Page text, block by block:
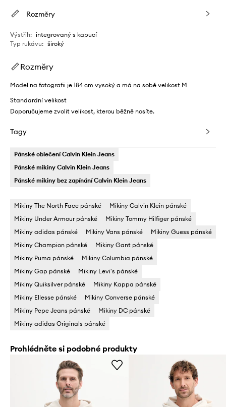
Rozměry
Výstřih: integrovaný s kapucí
Typ rukávu: široký
Rozměry
Model na fotografii je 184 cm vysoký a má na sobě velikost M
Standardní velikost
Doporučujeme zvolit velikost, kterou běžně nosíte.
Tagy
Pánské oblečení Calvin Klein Jeans
Pánské mikiny Calvin Klein Jeans
Pánské mikiny bez zapínání Calvin Klein Jeans
Mikiny The North Face pánské
Mikiny Calvin Klein pánské
Mikiny Under Armour pánské
Mikiny Tommy Hilfiger pánské
Mikiny adidas pánské
Mikiny Vans pánské
Mikiny Guess pánské
Mikiny Champion pánské
Mikiny Gant pánské
Mikiny Puma pánské
Mikiny Columbia pánské
Mikiny Gap pánské
Mikiny Levi's pánské
Mikiny Quiksilver pánské
Mikiny Kappa pánské
Mikiny Ellesse pánské
Mikiny Converse pánské
Mikiny Pepe Jeans pánské
Mikiny DC pánské
Mikiny adidas Originals pánské
Prohlédněte si podobné produkty